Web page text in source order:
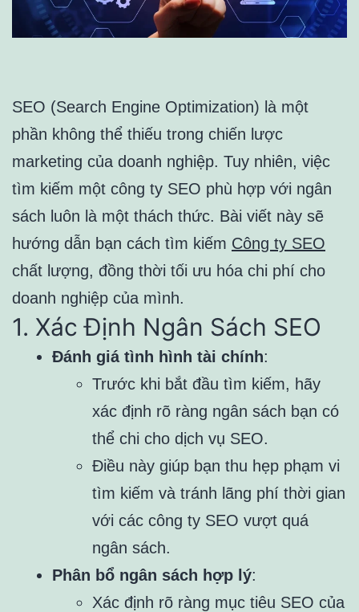
SEO (Search Engine Optimization) là một
phần không thể thiếu trong chiến lược
marketing của doanh nghiệp. Tuy nhiên, việc
tìm kiếm một công ty SEO phù hợp với ngân
sách luôn là một thách thức. Bài viết này sẽ
hướng dẫn bạn cách tìm kiếm Công ty SEO
chất lượng, đồng thời tối ưu hóa chi phí cho
doanh nghiệp của mình.
1. Xác Định Ngân Sách SEO
Đánh giá tình hình tài chính:
Trước khi bắt đầu tìm kiếm, hãy
xác định rõ ràng ngân sách bạn có
thể chi cho dịch vụ SEO.
Điều này giúp bạn thu hẹp phạm vi
tìm kiếm và tránh lãng phí thời gian
với các công ty SEO vượt quá
ngân sách.
Phân bổ ngân sách hợp lý:
Xác định rõ ràng mục tiêu SEO của